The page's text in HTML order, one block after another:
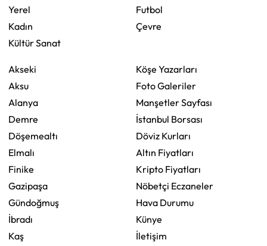
Yerel
Kadın
Kültür Sanat
Futbol
Çevre
Akseki
Aksu
Alanya
Demre
Döşemealtı
Elmalı
Finike
Gazipaşa
Gündoğmuş
İbradı
Kaş
Köşe Yazarları
Foto Galeriler
Manşetler Sayfası
İstanbul Borsası
Döviz Kurları
Altın Fiyatları
Kripto Fiyatları
Nöbetçi Eczaneler
Hava Durumu
Künye
İletişim